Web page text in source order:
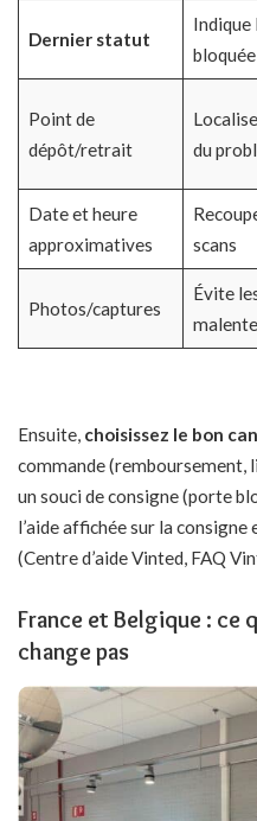
Dernier statut
Indique
bloquée
Point de
dépôt/retrait
du
Date et heure
approximatives
scans
Photos/captures
Évite
Ensuite, choisissez le bon
commande (remboursement,
un souci de consigne (porte
l’aide affichée sur la
(Centre d’aide Vinted, FAQ
France et Belgique : ce
change pas